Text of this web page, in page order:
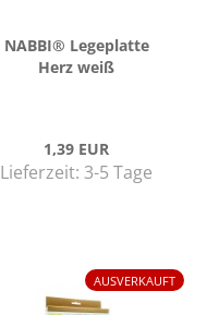
NABBI® Le­ge­plat­te
Herz weiß
1,39 EUR
Lieferzeit: 3-5 Tage
AUSVERKAUFT